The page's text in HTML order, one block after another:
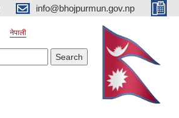
info@bhojpurmun.gov.np
नेपाली